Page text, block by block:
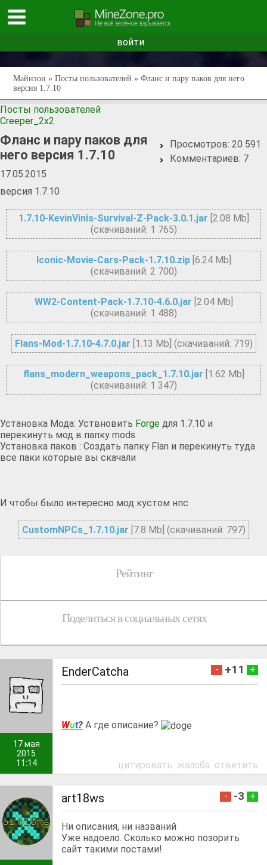
войти
Майнзон » Посты пользователей » Фланс и пару паков для него
версия 1.7.10
Посты пользователей
Creeper_2x2
Просмотров: 20 591
Комментариев: 7
Фланс и пару паков для
него версия 1.7.10
17.05.2015
версия 1.7.10
1.7.10-KevinVinis-Survival-Z-Pack-3.0.1.jar [2.08 Mb]
(cкачиваний: 1 765)
Iconic-Movie-Cars-Pack-1.7.10.zip[6.24 Mb]
(cкачиваний: 2 700)
WW2-Content-Pack-1.7.10-4.6.0.jar [2.04 Mb]
(cкачиваний: 1 488)
Flans-Mod-1.7.10-4.7.0.jar [1.13 Mb] (cкачиваний: 719)
flans_modern_weapons_pack_1.7.10.jar [1.62 Mb]
(cкачиваний: 1 347)
Установка Мода: Уствновить Forge для 1.7.10 и
перекинуть мод в папку mods
Установка паков : Создать папку Flan и перекинуть туда
все паки которые вы скачали
И чтобы было интересно мод кустом нпс
CustomNPCs_1.7.10.jar [7.8 Mb] (cкачиваний: 797)
Рейтинг
Поделиться в социальных сетях
17 мая
2015
11:14
EnderCatcha - +11 +
Wut? А где описание?
цитировать жалоба ответить
art18ws - -3 +
Ни описания, ни названий
Уже надоело. Сколько можно позорить
сайт такими постами!